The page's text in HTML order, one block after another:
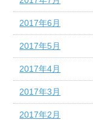
2017年6月
2017年5月
2017年4月
2017年3月
2017年2月